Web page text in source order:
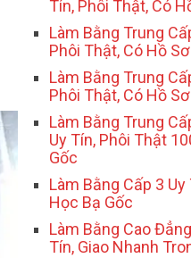
Tín, Phôi Thật, Có
Làm Bằng Trung
Phôi Thật, Có Hồ
Làm Bằng Trung
Phôi Thật, Có Hồ
Làm Bằng Trung
Uy Tín, Phôi Thật
Gốc
Làm Bằng Cấp 3 Uy
Học Bạ Gốc
Làm Bằng Cao
Tín, Giao Nhanh